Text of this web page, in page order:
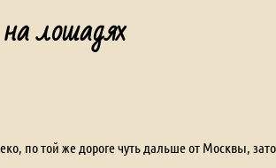
на лошадях
по той же дороге чуть дальше от Москвы,